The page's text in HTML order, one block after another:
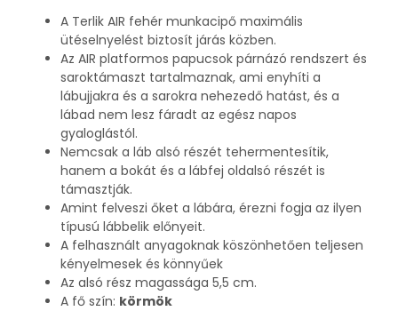
A Terlik AIR fehér munkacipő maximális
ütéselnyelést biztosít járás közben.
Az AIR platformos papucsok párnázó rendszert és
saroktámaszt tartalmaznak, ami enyhíti a
lábujjakra és a sarokra nehezedő hatást, és a
lábad nem lesz fáradt az egész napos
gyaloglástól.
Nemcsak a láb alsó részét tehermentesítik,
hanem a bokát és a lábfej oldalsó részét is
támasztják.
Amint felveszi őket a lábára, érezni fogja az ilyen
típusú lábbelik előnyeit.
A felhasznált anyagoknak köszönhetően teljesen
kényelmesek és könnyűek
Az alsó rész magassága 5,5 cm.
A fő szín: körmök